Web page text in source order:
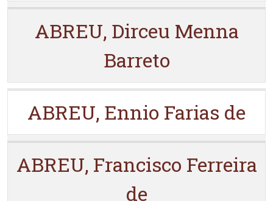
ABREU, Dirceu Menna
Barreto
ABREU, Ennio Farias de
ABREU, Francisco Ferreira
de